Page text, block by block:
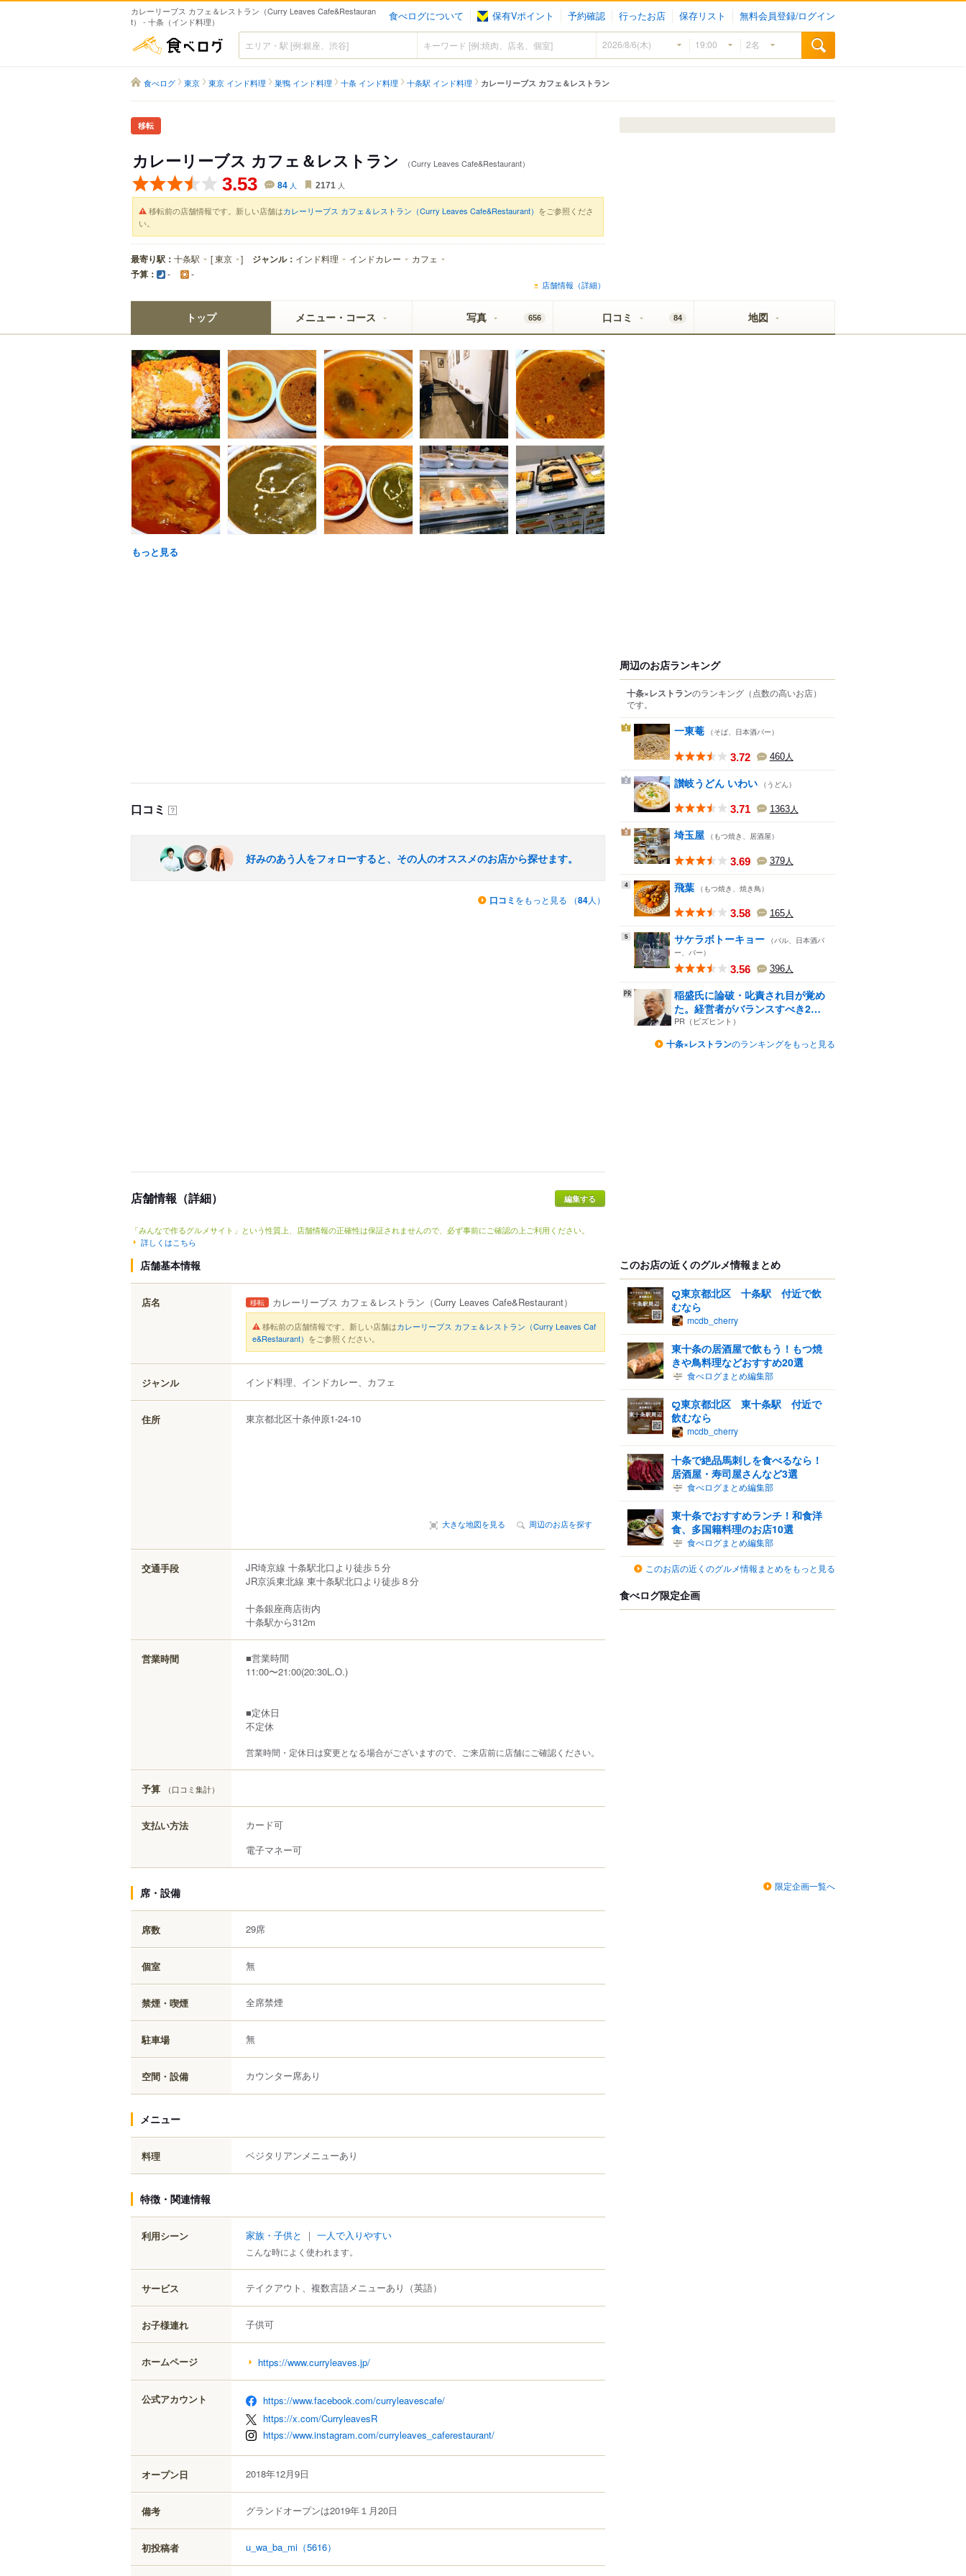
カレーリーブス カフェ＆レストラン（Curry Leaves Cafe&Restauran
t） - 十条（インド料理）
食べログについて 保有Vポイント 予約確認 行ったお店 保存リスト 無料会員登録/ログイン
食べログ
食べログ 東京 東京 インド料理 巣鴨 インド料理 十条 インド料理 十条駅 インド料理 カレーリーブス カフェ＆レストラン
移転
カレーリーブス カフェ＆レストラン （Curry Leaves Cafe&Restaurant）
3.53 84 人 2171 人
移転前の店舗情報です。新しい店舗はカレーリーブス カフェ＆レストラン（Curry Leaves Cafe&Restaurant） をご参照くださ
い。
最寄り駅： 十条駅 [東京 ] ジャンル： インド料理 インドカレー カフェ
予算： - -
店舗情報（詳細）
トップ メニュー・コース 写真 656 口コミ 84 地図
もっと見る
口コミ ？
好みのあう人をフォローすると、その人のオススメのお店から探せます。
口コミ をもっと見る （84人）
店舗情報（詳細）
「みんなで作るグルメサイト」という性質上、店舗情報の正確性は保証されませんので、必ず事前にご確認の上ご利用ください。
詳しくはこちら
店舗基本情報
店名 移転 カレーリーブス カフェ＆レストラン （Curry Leaves Cafe&Restaurant）
移転前の店舗情報です。新しい店舗はカレーリーブス カフェ＆レストラン（Curry Leaves Caf
e&Restaurant） をご参照ください。
ジャンル インド料理、インドカレー、カフェ
住所 東京都北区十条仲原1-24-10
大きな地図を見る 周辺のお店を探す
交通手段
JR埼京線 十条駅北口より徒歩５分
JR京浜東北線 東十条駅北口より徒歩８分
十条銀座商店街内
十条駅から312m
営業時間
■営業時間
11:00〜21:00(20:30L.O.)
■定休日
不定休
営業時間・定休日は変更となる場合がございますので、ご来店前に店舗にご確認ください。
予算 （口コミ集計）
支払い方法
カード可
電子マネー可
席・設備
席数 29席
個室 無
禁煙・喫煙 全席禁煙
駐車場 無
空間・設備 カウンター席あり
メニュー
料理 ベジタリアンメニューあり
特徴・関連情報
利用シーン 家族・子供と ｜ 一人で入りやすい
こんな時によく使われます。
サービス テイクアウト、複数言語メニューあり（英語）
お子様連れ 子供可
ホームページ https://www.curryleaves.jp/
公式アカウント
https://www.facebook.com/curryleavescafe/
https://x.com/CurryleavesR
https://www.instagram.com/curryleaves_caferestaurant/
オープン日 2018年12月9日
備考 グランドオープンは2019年１月20日
初投稿者 u_wa_ba_mi （5616）
周辺のお店ランキング
十条×レストランのランキング （点数の高いお店）
です。
1 一東菴 （そば、日本酒バー）
3.72 460人
2 讃岐うどん いわい （うどん）
3.71 1363人
3 埼玉屋 （もつ焼き、居酒屋）
3.69 379人
4 飛葉 （もつ焼き、焼き鳥）
3.58 165人
5 サケラボトーキョー （バル、日本酒バ
ー、バー）
3.56 396人
稲盛氏に論破・叱責され目が覚め
た。経営者がバランスすべき2
つ...
PR（ビズヒント）
十条×レストランのランキングをもっと見る
このお店の近くのグルメ情報まとめ
ꨁ東京都北区 十条駅 付近で飲
むなら
mcdb_cherry
東十条の居酒屋で飲もう！もつ焼
きや鳥料理などおすすめ20選
食べログまとめ編集部
ꨁ東京都北区 東十条駅 付近で
飲むなら
mcdb_cherry
十条で絶品馬刺しを食べるなら！
居酒屋・寿司屋さんなど3選
食べログまとめ編集部
東十条でおすすめランチ！和食洋
食、多国籍料理のお店10選
食べログまとめ編集部
このお店の近くのグルメ情報まとめをもっと見る
食べログ限定企画
限定企画一覧へ